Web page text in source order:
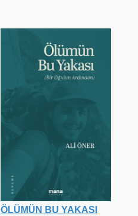
ÖLÜMÜN BU YAKASI